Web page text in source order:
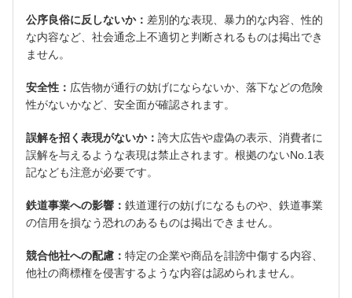
公序良俗に反しないか： 差別的な表現、暴力的な内容、性的
な内容など、社会通念上不適切と判断されるものは掲出でき
ません。
安全性： 広告物が通行の妨げにならないか、落下などの危険
性がないかなど、安全面が確認されます。
誤解を招く表現がないか： 誇大広告や虚偽の表示、消費者に
誤解を与えるような表現は禁止されます。根拠のないNo.1表
記なども注意が必要です。
鉄道事業への影響： 鉄道運行の妨げになるものや、鉄道事業
の信用を損なう恐れのあるものは掲出できません。
競合他社への配慮： 特定の企業や商品を誹謗中傷する内容、
他社の商標権を侵害するような内容は認められません。